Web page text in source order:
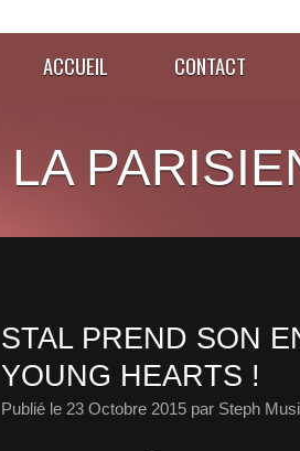
ACCUEIL CONTACT
LA
STAL PREND SON
YOUNG HEARTS !
Publié le 23 Octobre 2015 par Steph